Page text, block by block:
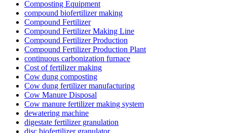
Composting Equipment
compound biofertilizer making
Compound Fertilizer
Compound Fertilizer Making Line
Compound Fertilizer Production
Compound Fertilizer Production Plant
continuous carbonization furnace
Cost of fertilizer making
Cow dung composting
Cow dung fertilizer manufacturing
Cow Manure Disposal
Cow manure fertilizer making system
dewatering machine
digestate fertilizer granulation